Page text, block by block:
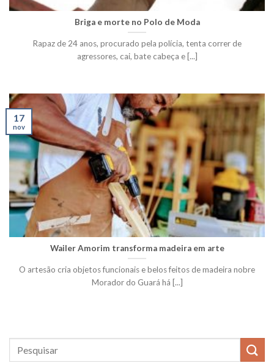
Briga e morte no Polo de Moda
Rapaz de 24 anos, procurado pela polícia, tenta correr de
agressores, cai, bate cabeça e [...]
Wailer Amorim transforma madeira em arte
O artesão cria objetos funcionais e belos feitos de madeira nobre
Morador do Guará há [...]
17
nov